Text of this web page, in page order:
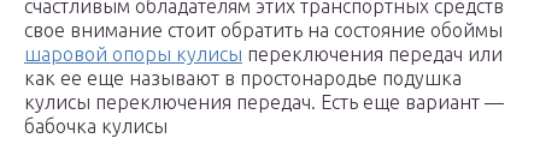
счастливым обладателям этих транспортных средств
свое внимание стоит обратить на состояние обоймы
шаровой опоры кулисы переключения передач или
как ее еще называют в простонародье подушка
кулисы переключения передач. Есть еще вариант —
бабочка кулисы